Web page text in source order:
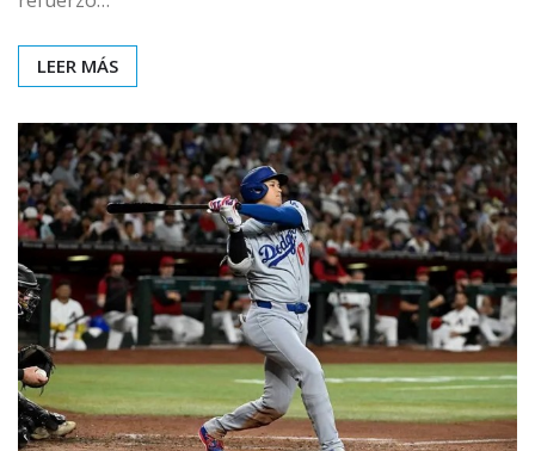
LEER MÁS